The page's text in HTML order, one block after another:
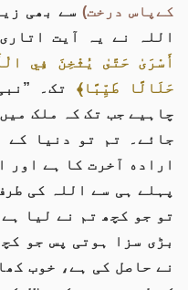
کےپاس درخت)سے بھی
اللہ نے یہ آیت
أَسْرَىٰ حَتَّىٰ يُثْخِنَ فِي
حَلَالًا طَيِّبًا﴾ تک۔
چاہیے جب تک کہ ملک
جائے۔ تم تو دنیا کے
اراده آخرت کا ہے اور
پہلے ہی سے اللہ کی
تو جو کچھ تم نے لیا
بڑی سزا ہوتی پس جو
نے حاصل کی ہے، خوب